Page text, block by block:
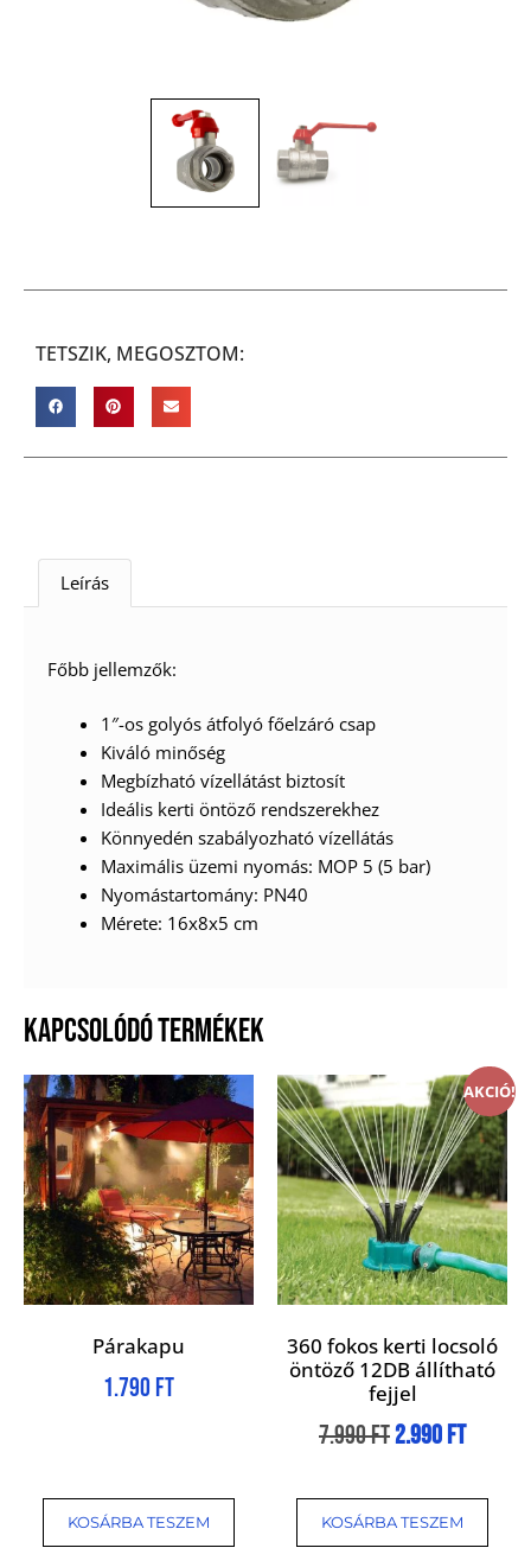
TETSZIK, MEGOSZTOM:
Leírás
Főbb jellemzők:
1″-os golyós átfolyó főelzáró csap
Kiváló minőség
Megbízható vízellátást biztosít
Ideális kerti öntöző rendszerekhez
Könnyedén szabályozható vízellátás
Maximális üzemi nyomás: MOP 5 (5 bar)
Nyomástartomány: PN40
Mérete: 16x8x5 cm
KAPCSOLÓDÓ TERMÉKEK
Párakapu
1.790 Ft
KOSÁRBA TESZEM
AKCIÓ!
360 fokos kerti locsoló
öntöző 12DB állítható
fejjel
7.990Ft2.990Ft
KOSÁRBA TESZEM